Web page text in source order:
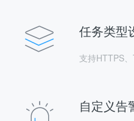
任务类型
支持HTTPS
自定义告